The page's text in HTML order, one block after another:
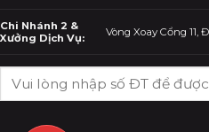
Chi Nhánh 2 &
Xưởng Dịch Vụ:
Vòng Xoay Cổng